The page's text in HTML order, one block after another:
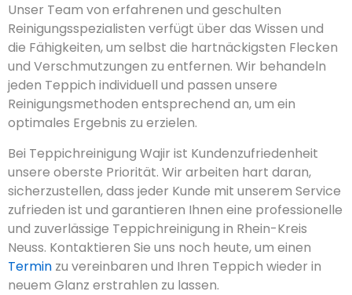
Unser Team von erfahrenen und geschulten
Reinigungsspezialisten verfügt über das Wissen und
die Fähigkeiten, um selbst die hartnäckigsten Flecken
und Verschmutzungen zu entfernen. Wir behandeln
jeden Teppich individuell und passen unsere
Reinigungsmethoden entsprechend an, um ein
optimales Ergebnis zu erzielen.
Bei Teppichreinigung Wajir ist Kundenzufriedenheit
unsere oberste Priorität. Wir arbeiten hart daran,
sicherzustellen, dass jeder Kunde mit unserem Service
zufrieden ist und garantieren Ihnen eine professionelle
und zuverlässige Teppichreinigung in Rhein-Kreis
Neuss. Kontaktieren Sie uns noch heute, um einen
Termin zu vereinbaren und Ihren Teppich wieder in
neuem Glanz erstrahlen zu lassen.